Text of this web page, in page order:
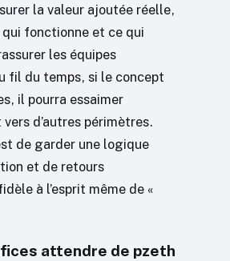
la valeur ajoutée réelle,
fonctionne et ce qui
les équipes
fil du temps, si le concept
il pourra essaimer
d’autres périmètres.
de garder une logique
et de retours
à l’esprit même de «
attendre de pzeth